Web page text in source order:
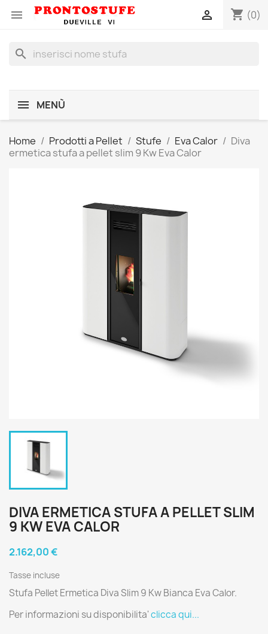
 shopping_cart (0)

search
MENÙ
Home Prodotti a Pellet Stufe Eva Calor
Diva
ermetica stufa a pellet slim 9 Kw Eva Calor
DIVA ERMETICA STUFA A PELLET SLIM
9 KW EVA CALOR
2.162,00 €
Tasse incluse
Stufa Pellet Ermetica Diva Slim 9 Kw Bianca Eva Calor.
Per informazioni su disponibilita'clicca qui...